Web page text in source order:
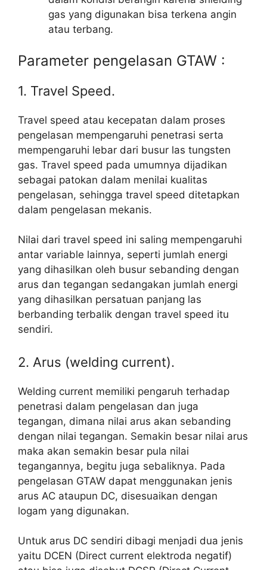
gas yang digunakan bisa terkena angin
atau terbang.
Parameter pengelasan GTAW :
1. Travel Speed.
Travel speed atau kecepatan dalam proses
pengelasan mempengaruhi penetrasi serta
mempengaruhi lebar dari busur las tungsten
gas. Travel speed pada umumnya dijadikan
sebagai patokan dalam menilai kualitas
pengelasan, sehingga travel speed ditetapkan
dalam pengelasan mekanis.
Nilai dari travel speed ini saling mempengaruhi
antar variable lainnya, seperti jumlah energi
yang dihasilkan oleh busur sebanding dengan
arus dan tegangan sedangakan jumlah energi
yang dihasilkan persatuan panjang las
berbanding terbalik dengan travel speed itu
sendiri.
2. Arus (welding current).
Welding current memiliki pengaruh terhadap
penetrasi dalam pengelasan dan juga
tegangan, dimana nilai arus akan sebanding
dengan nilai tegangan. Semakin besar nilai arus
maka akan semakin besar pula nilai
tegangannya, begitu juga sebaliknya. Pada
pengelasan GTAW dapat menggunakan jenis
arus AC ataupun DC, disesuaikan dengan
logam yang digunakan.
Untuk arus DC sendiri dibagi menjadi dua jenis
yaitu DCEN (Direct current elektroda negatif)